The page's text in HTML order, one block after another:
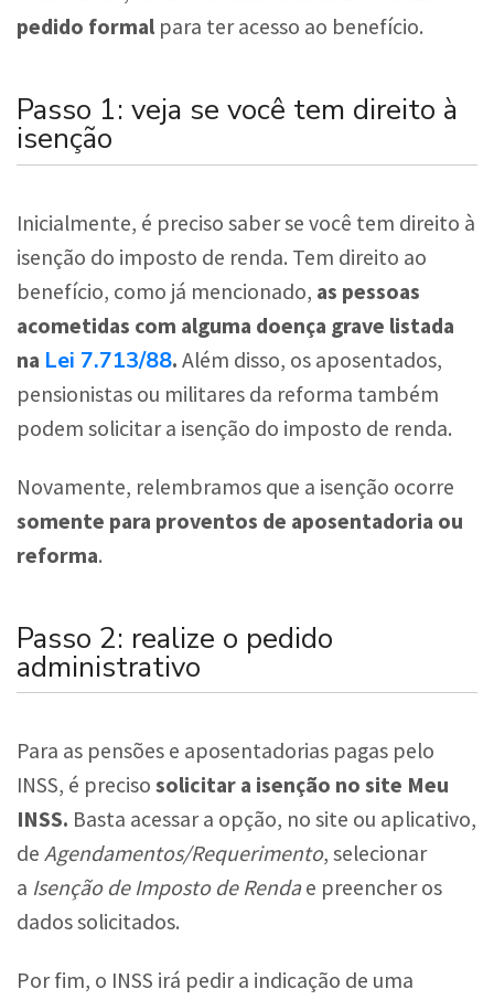
pedido formal para ter acesso ao benefício.
Passo 1: veja se você tem direito à
isenção
Inicialmente, é preciso saber se você tem direito à
isenção do imposto de renda. Tem direito ao
benefício, como já mencionado, as pessoas
acometidas com alguma doença grave listada
na Lei 7.713/88. Além disso, os aposentados,
pensionistas ou militares da reforma também
podem solicitar a isenção do imposto de renda.
Novamente, relembramos que a isenção ocorre
somente para proventos de aposentadoria ou
reforma.
Passo 2: realize o pedido
administrativo
Para as pensões e aposentadorias pagas pelo
INSS, é preciso solicitar a isenção no site Meu
INSS. Basta acessar a opção, no site ou aplicativo,
de Agendamentos/Requerimento, selecionar
a Isenção de Imposto de Rendae preencher os
dados solicitados.
Por fim, o INSS irá pedir a indicação de uma